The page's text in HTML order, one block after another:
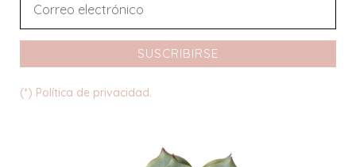
SUSCRIBIRSE
(*) Política de privacidad.